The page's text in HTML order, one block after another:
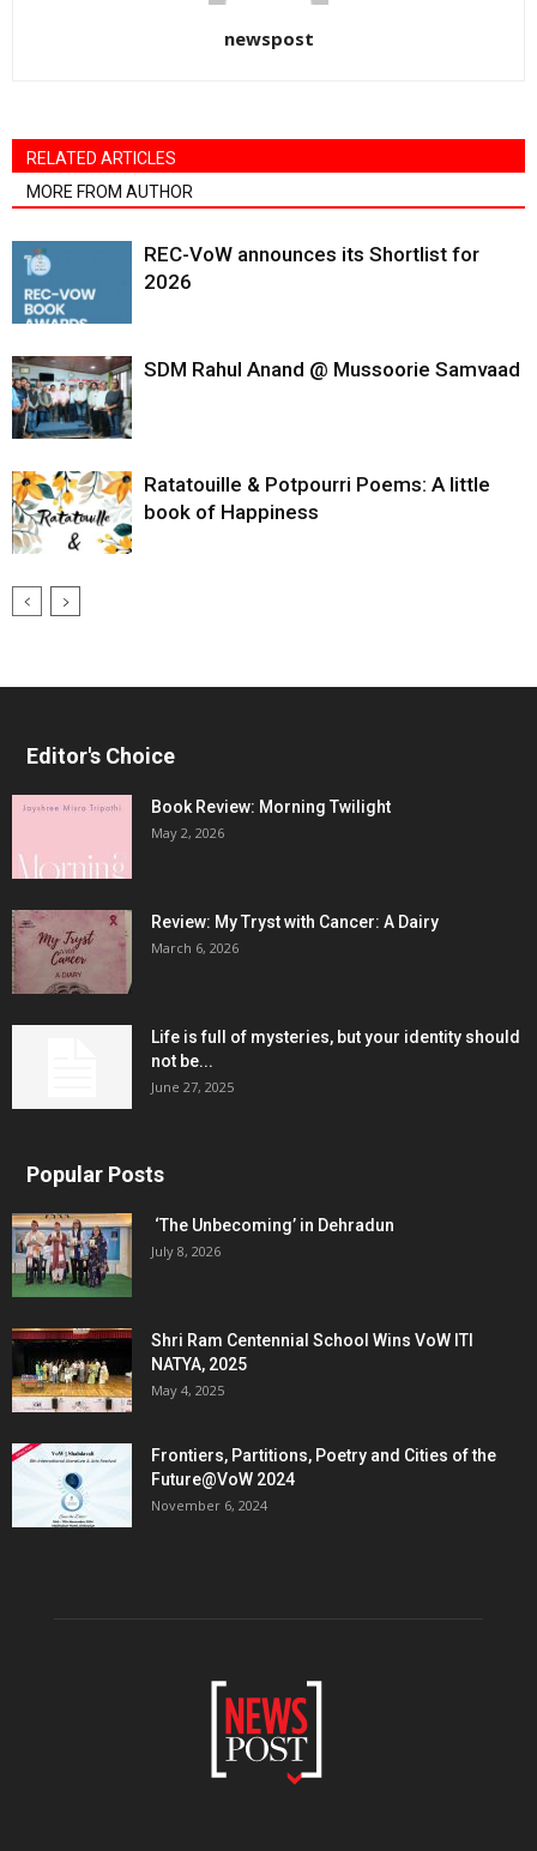
newspost
RELATED ARTICLES
MORE FROM AUTHOR
REC-VoW announces its Shortlist for
2026
SDM Rahul Anand @ Mussoorie Samvaad
Ratatouille & Potpourri Poems: A little
book of Happiness
Editor's Choice
Book Review: Morning Twilight
May 2, 2026
Review: My Tryst with Cancer: A Dairy
March 6, 2026
Life is full of mysteries, but your identity should
not be...
June 27, 2025
Popular Posts
‘The Unbecoming’ in Dehradun
July 8, 2026
Shri Ram Centennial School Wins VoW ITI
NATYA, 2025
May 4, 2025
Frontiers, Partitions, Poetry and Cities of the
Future@VoW 2024
November 6, 2024